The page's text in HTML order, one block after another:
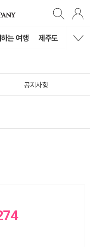
는 여행 제주도 국내
공지사항